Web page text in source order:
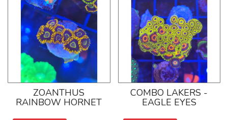
ZOANTHUS
RAINBOW HORNET
COMBO LAKERS -
EAGLE EYES